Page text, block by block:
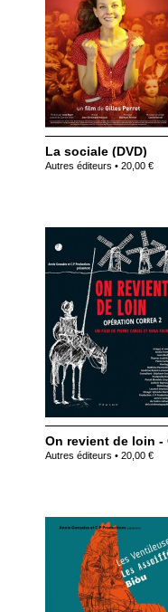
La sociale (DVD)
Autres éditeurs • 20,00 €
On revient de loin -
Autres éditeurs • 20,00 €